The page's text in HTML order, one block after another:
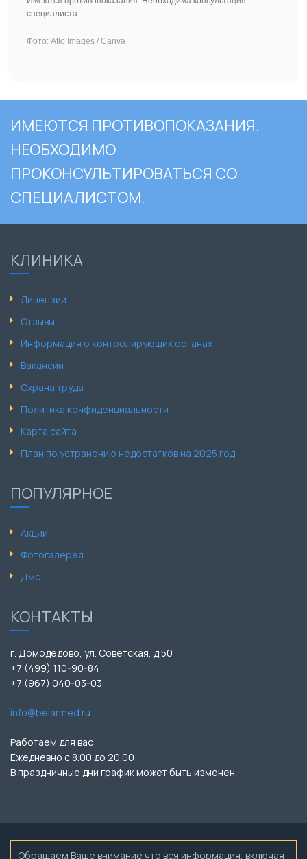
специалиста.
Фото: Aflo Images / Canva
ИМЕЮТСЯ ПРОТИВОПОКАЗАНИЯ.
НЕОБХОДИМО
ПРОКОНСУЛЬТИРОВАТЬСЯ СО
СПЕЦИАЛИСТОМ.
КЛИНИКА
Лицензии
Отзывы
Информация о контролирующих органах
Вакансии
Охрана труда
Политика конфиденциальности
Карта сайта
План по устранению недостатков на 2025 год
ПОПУЛЯРНОЕ
Акции
Фотогалерея
Дмс
КОНТАКТЫ
г. Домодедово, ул. Советская, д.50
+7 (499) 110-90-84
+7 (967) 040-03-03
info@belarmed.ru
Работаем для вас:
Ежедневно с 8.00 до 20.00
В праздничные дни график может быть изменен.
Обращаем Ваше внимание что вся информация, включая